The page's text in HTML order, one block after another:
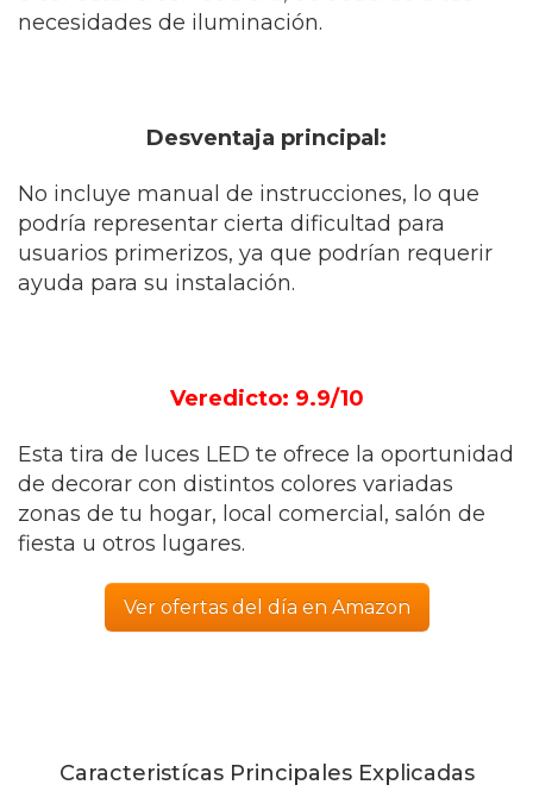
necesidades de iluminación.
Desventaja principal:
No incluye manual de instrucciones, lo que
podría representar cierta dificultad para
usuarios primerizos, ya que podrían requerir
ayuda para su instalación.
Veredicto: 9.9/10
Esta tira de luces LED te ofrece la oportunidad
de decorar con distintos colores variadas
zonas de tu hogar, local comercial, salón de
fiesta u otros lugares.
Ver ofertas del día en Amazon
Caracteristícas Principales Explicadas